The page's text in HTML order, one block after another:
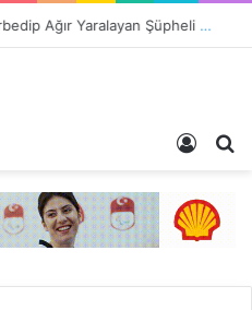
Ortopedik Engelli Bireyi Darbedip Ağır Yaralayan Şüpheli Tutuklandı
Giriş